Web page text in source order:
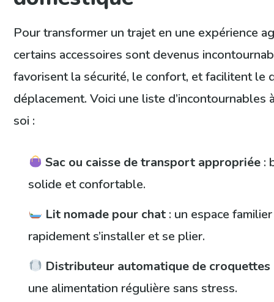
Pour transformer un trajet en une expérience
certains accessoires sont devenus
favorisent la sécurité, le confort, et facilitent le
déplacement. Voici une liste d’incontournables
soi :
Sac ou caisse de transport appropriée :
solide et confortable.
Lit nomade pour chat : un espace
rapidement s’installer et se plier.
Distributeur automatique de croquettes
une alimentation régulière sans stress.